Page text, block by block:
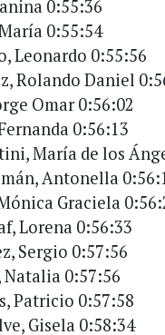
0:55:36
0:55:54
Leonardo 0:55:56
Rolando Daniel
Omar 0:56:02
0:56:13
María de los
Antonella
Graciela
Lorena 0:56:33
Sergio 0:57:56
Natalia 0:57:56
Patricio 0:57:58
Gisela 0:58:34